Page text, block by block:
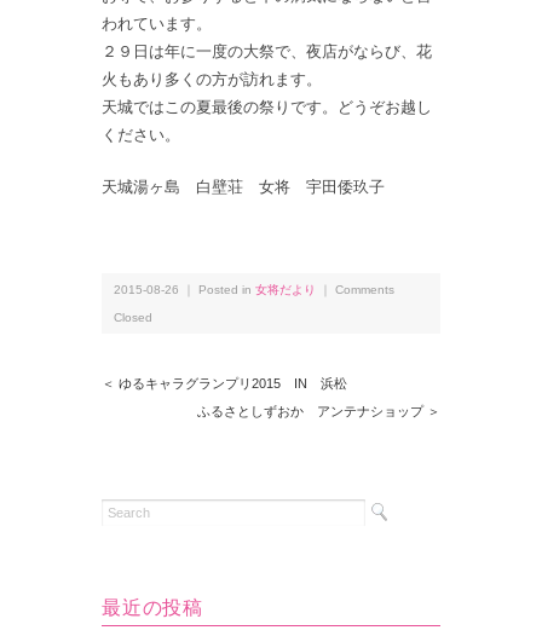
われています。
２９日は年に一度の大祭で、夜店がならび、花
火もあり多くの方が訪れます。
天城ではこの夏最後の祭りです。どうぞお越し
ください。
天城湯ヶ島 白壁荘 女将 宇田倭玖子
2015-08-26 ｜ Posted in 女将だより Comments
Closed
＜ ゆるキャラグランプリ2015 IN 浜松
ふるさとしずおか アンテナショップ ＞
最近の投稿